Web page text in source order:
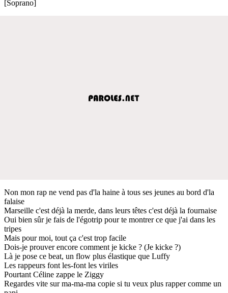
[Soprano]
Non mon rap ne vend pas d'la haine à tous ses jeunes au bord d'la
falaise
Marseille c'est déjà la merde, dans leurs têtes c'est déjà la fournaise
Oui bien sûr je fais de l'égotrip pour te montrer ce que j'ai dans les
tripes
Mais pour moi, tout ça c'est trop facile
Dois-je prouver encore comment je kicke ? (Je kicke ?)
Là je pose ce beat, un flow plus élastique que Luffy
Les rappeurs font les-font les viriles
Pourtant Céline zappe le Ziggy
Regardes vite sur ma-ma-ma copie si tu veux plus rapper comme un